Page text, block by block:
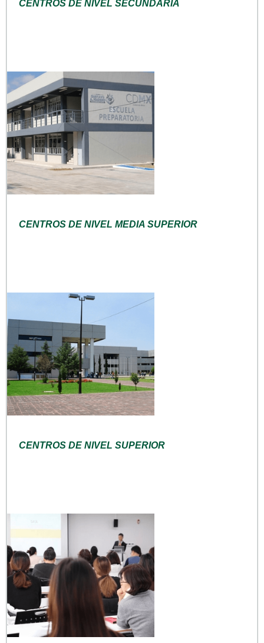
CENTROS DE NIVEL SECUNDARIA
CENTROS DE NIVEL MEDIA SUPERIOR
CENTROS DE NIVEL SUPERIOR